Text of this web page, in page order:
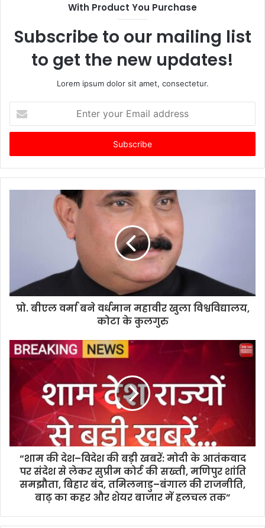
With Product You Purchase
Subscribe to our mailing list
to get the new updates!
Lorem ipsum dolor sit amet, consectetur.
your
Email
प्रो. बीएल वर्मा बने वर्धमान महावीर खुला विश्वविद्यालय,
कोटा के कुलगुरु
“शाम की देश–विदेश की बड़ी खबरें: मोदी के आतंकवाद
पर संदेश से लेकर सुप्रीम कोर्ट की सख्ती, मणिपुर शांति
समझौता, बिहार बंद, तमिलनाडु–बंगाल की राजनीति,
बाढ़ का कहर और शेयर बाजार में हलचल तक”